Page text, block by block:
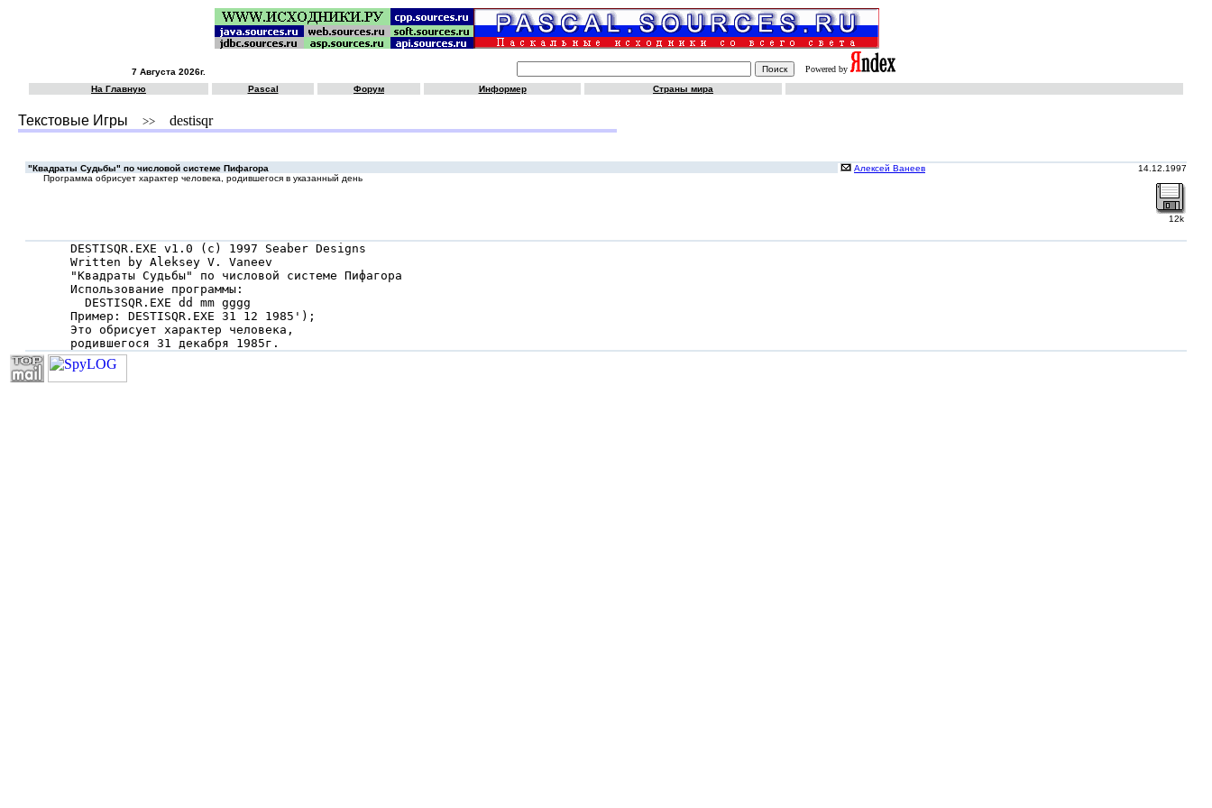
7 Августа 2026г.
Powered by
На Главную
Pascal Форум Информер Страны мира
Текстовые Игры >> destisqr
"Квадраты Судьбы" по числовой системе Пифагора Алексей Ванеев
14.12.1997
Программа обрисует характер человека, родившегося в указанный день
12k
DESTISQR.EXE v1.0 (c) 1997 Seaber Designs
Written by Aleksey V. Vaneev
"Квадраты Судьбы" по числовой системе Пифагора
Использование программы:
  DESTISQR.EXE dd mm gggg
Пример: DESTISQR.EXE 31 12 1985');
Это обрисует характер человека,
родившегося 31 декабря 1985г.